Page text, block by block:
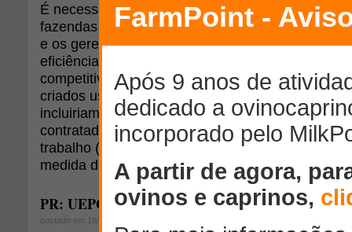
É necessária muita mão de obra familiar e
fazendas modernas. A mão de obra é um
e os gerentes das fazendas precisam se
eficiência e a produtividade necessárias para
competitivo. Uma forma de avaliar essa questão
criados usando dados de fazendas similares.
incluiriam mão de obra familiar e operador, bem
contratada. Esse artigo foca em dois
trabalho (uma medida de custo) e produtividade
medida de produção).
PR: UEPG promove encontro de incentivo à
postado em 16/04/2015